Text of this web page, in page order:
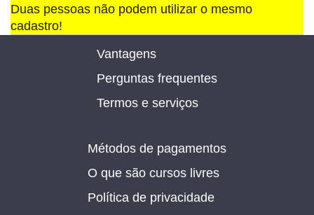
Duas pessoas não podem utilizar o mesmo
cadastro!
Vantagens
Perguntas frequentes
Termos e serviços
Métodos de pagamentos
O que são cursos livres
Política de privacidade